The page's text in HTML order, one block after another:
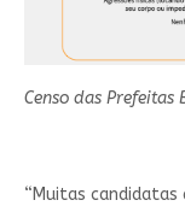
Censo das
“Muitas